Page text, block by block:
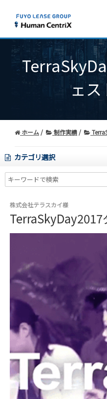
ェス
ホーム 制作実績
カテゴリ選択
株式会社テラスカイ様